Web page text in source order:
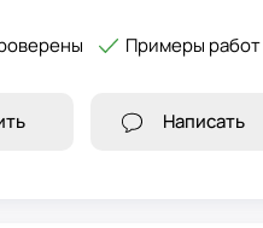
Примеры работ
Написать